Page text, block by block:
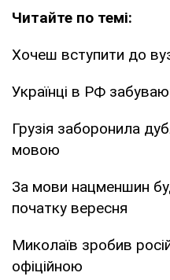
Читайте по темі:
Хочеш вступити до
Українці в РФ
Грузія заборонила
мовою
За мови нацменшин
початку вересня
Миколаїв зробив
офіційною